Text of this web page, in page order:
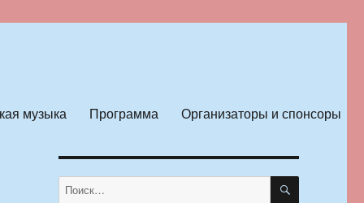
музыка Программа Организаторы и спонсоры
Искать: ПОИСК